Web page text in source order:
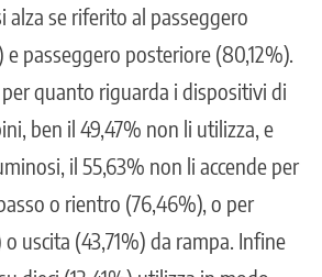
alza se riferito al passeggero
passeggero posteriore (80,12%).
quanto riguarda i dispositivi di
ben il 49,47% non li utilizza, e
il 55,63% non li accende per
o rientro (76,46%), o per
uscita (43,71%) da rampa. Infine